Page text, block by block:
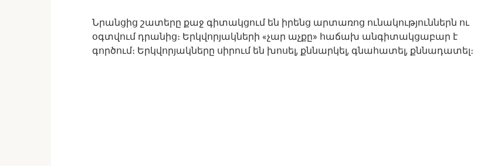
Նրանցից շատերը քաջ գիտակցում են իրենց արտառոց ունակություններն ու
օգտվում դրանից։ Երկվորյակների «չար աչքը» հաճախ անգիտակցաբար է
գործում։ Երկվորյակները սիրում են խոսել, քննարկել, գնահատել, քննադատել։